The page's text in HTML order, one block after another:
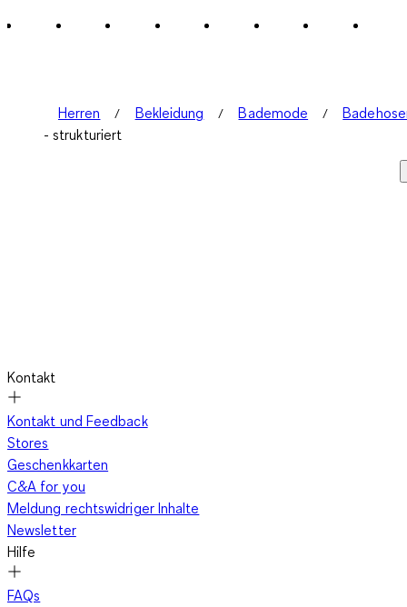
Herren Bekleidung Bademode
- strukturiert
Kontakt
Kontakt und Feedback
Stores
Geschenkkarten
C&A for you
Meldung rechtswidriger Inhalte
Newsletter
Hilfe
FAQs